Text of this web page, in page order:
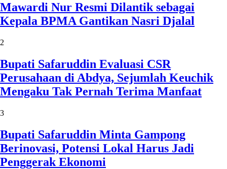
Mawardi Nur Resmi Dilantik sebagai
Kepala BPMA Gantikan Nasri Djalal
2
Bupati Safaruddin Evaluasi CSR
Perusahaan di Abdya, Sejumlah Keuchik
Mengaku Tak Pernah Terima Manfaat
3
Bupati Safaruddin Minta Gampong
Berinovasi, Potensi Lokal Harus Jadi
Penggerak Ekonomi